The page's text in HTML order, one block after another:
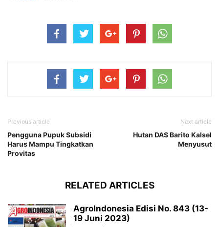
Previous article
Pengguna Pupuk Subsidi
Harus Mampu Tingkatkan
Provitas
Next article
Hutan DAS Barito Kalsel
Menyusut
RELATED ARTICLES
AgroIndonesia Edisi No. 843 (13-
19 Juni 2023)